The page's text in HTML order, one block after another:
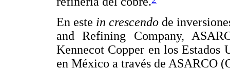
En este in crescendo de
and Refining Company,
Kennecot Copper en los Estados
en México a través de ASARCO